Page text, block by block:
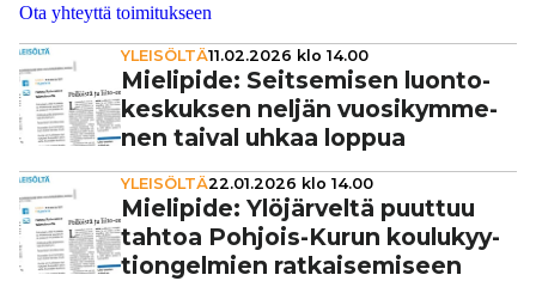
Ota yhteyttä toimitukseen
YLEISÖLTÄ11.02.2026 klo 14.00
Mielipide: Seit­se­mi­sen luon­to­
kes­kuk­sen neljän vuo­si­kym­me­
nen taival uhkaa loppua
YLEISÖLTÄ22.01.2026 klo 14.00
Mielipide: Ylö­jär­veltä puuttuu
tahtoa Pohjois-Kurun kou­lu­kyy­
ti­on­gel­mien rat­kai­se­mi­seen